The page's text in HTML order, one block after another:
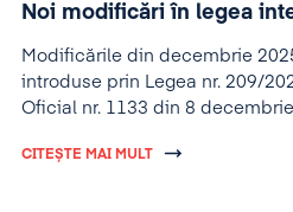
Noi modificări în legea
Modificările din decembrie
introduse prin Legea nr. 209/
Oficial nr. 1133 din 8
CITEȘTE MAI MULT